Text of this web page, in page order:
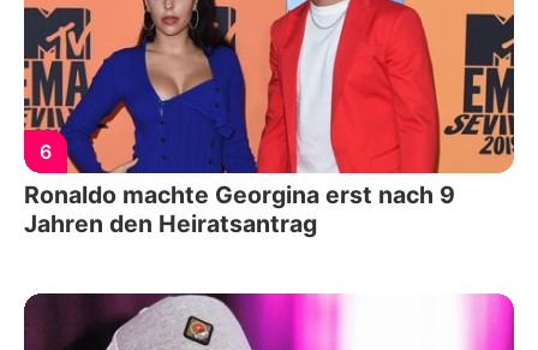
6
Ronaldo machte Georgina erst nach 9
Jahren den Heiratsantrag